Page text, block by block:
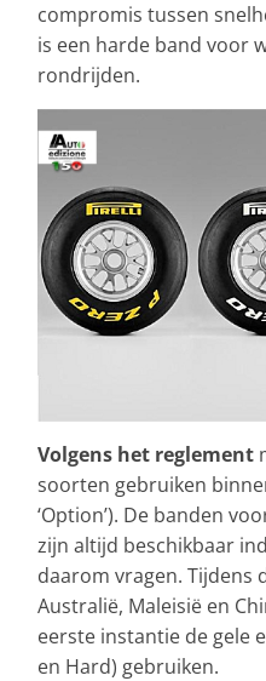
compromis tussen
is een harde band voor
rondrijden.
Volgens het reglement
soorten gebruiken
‘Option’). De banden
zijn altijd beschikbaar
daarom vragen. Tijdens
Australië, Maleisië en
eerste instantie de gele
en Hard) gebruiken.